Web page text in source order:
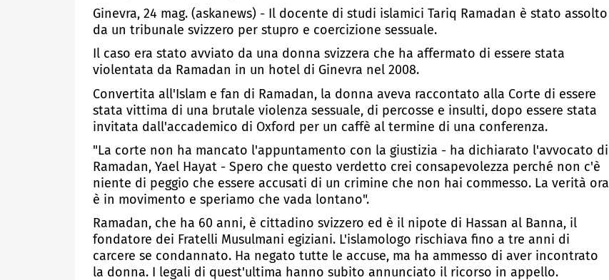
Ginevra, 24 mag. (askanews) - Il docente di studi islamici Tariq Ramadan è stato assolto
da un tribunale svizzero per stupro e coercizione sessuale.
Il caso era stato avviato da una donna svizzera che ha affermato di essere stata
violentata da Ramadan in un hotel di Ginevra nel 2008.
Convertita all'Islam e fan di Ramadan, la donna aveva raccontato alla Corte di essere
stata vittima di una brutale violenza sessuale, di percosse e insulti, dopo essere stata
invitata dall'accademico di Oxford per un caffè al termine di una conferenza.
"La corte non ha mancato l'appuntamento con la giustizia - ha dichiarato l'avvocato di
Ramadan, Yael Hayat - Spero che questo verdetto crei consapevolezza perché non c'è
niente di peggio che essere accusati di un crimine che non hai commesso. La verità ora
è in movimento e speriamo che vada lontano".
Ramadan, che ha 60 anni, è cittadino svizzero ed è il nipote di Hassan al Banna, il
fondatore dei Fratelli Musulmani egiziani. L'islamologo rischiava fino a tre anni di
carcere se condannato. Ha negato tutte le accuse, ma ha ammesso di aver incontrato
la donna. I legali di quest'ultima hanno subito annunciato il ricorso in appello.